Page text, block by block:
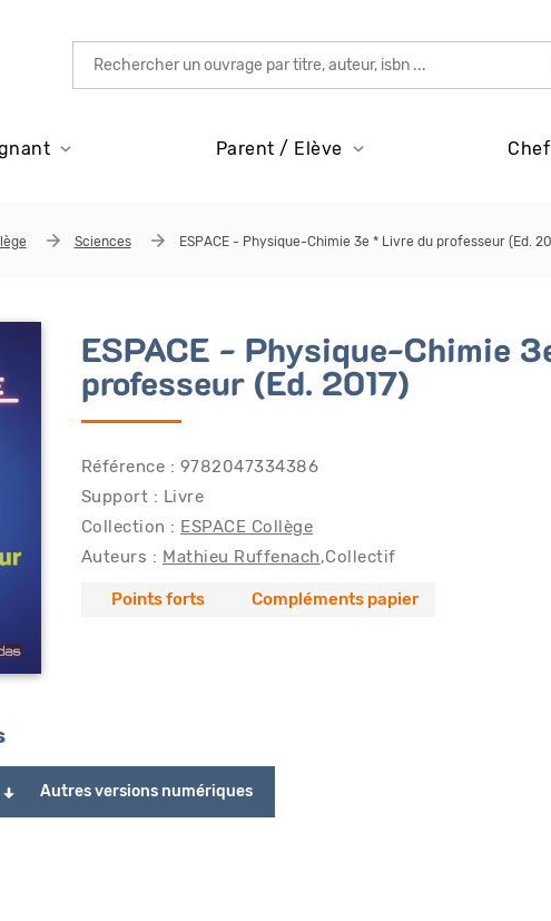
Parent / Elève
Sciences ESPACE - Physique-Chimie 3e * Livre du professeur (Ed.
ESPACE - Physique-Chimie
professeur (Ed. 2017)
Référence : 9782047334386
Support : Livre
Collection : ESPACE Collège
Auteurs : Mathieu Ruffenach Collectif
Points forts Compléments papier
Autres versions numériques